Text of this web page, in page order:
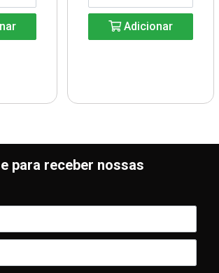
Adicionar
para receber nossas